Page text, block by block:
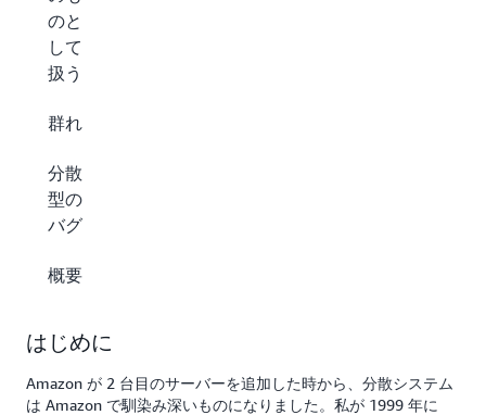
のと
して
扱う
群れ
分散
型の
バグ
概要
はじめに
Amazon が 2 台目のサーバーを追加した時から、分散システム
は Amazon で馴染み深いものになりました。私が 1999 年に